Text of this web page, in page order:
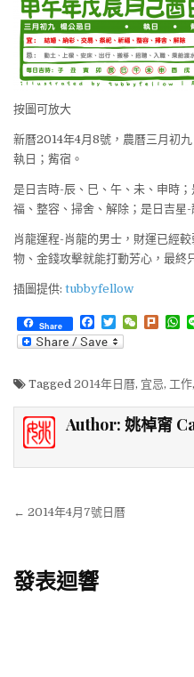
按圖可放大
新曆2014年4月8號，農曆三月初
執日；觜宿。
是日吉時-辰、巳、午、未、申時
福、整容、掃舍、解除；是日吉星-
肖龍運程-肖龍的男士，財運已經
物、金錢攻擊就能打動芳心，最終
插圖提供: tubbyfellow
Share
a
c
b
o
k
T
w
i
t
e
r
W
a
t
k
W
s
A
p
p
Tagged 2014年日曆, 宜忌, 工作,
Author: 姚棹甯
文章導覽
← 2014年4月7號日曆
發表迴響